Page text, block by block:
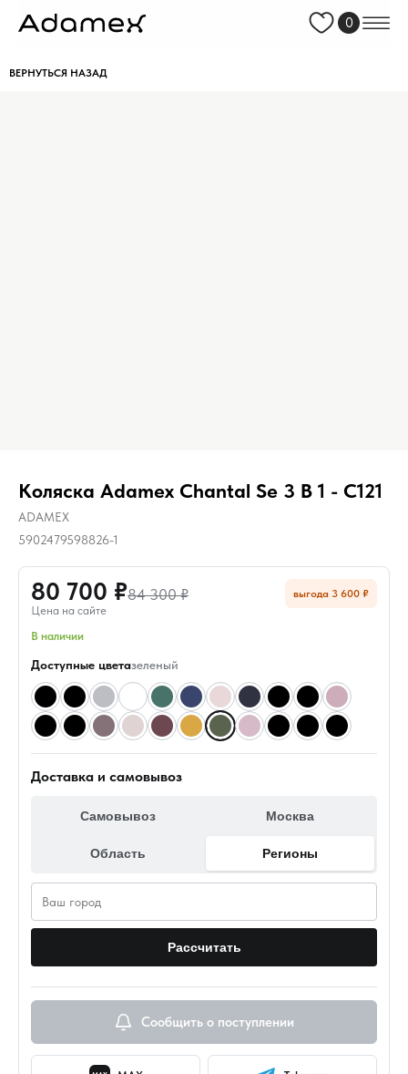
0
ВЕРНУТЬСЯ НАЗАД
Коляска Adamex Chantal Se 3 В 1 - C121
ADAMEX
5902479598826-1
80 700 ₽84 300 ₽
Цена на сайте
выгода 3 600 ₽
В наличии
Доступные цветазеленый
Доставка и самовывоз
Самовывоз Москва
Область Регионы
Рассчитать
Сообщить о поступлении